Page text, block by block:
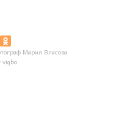
Мария Власова
vigbo